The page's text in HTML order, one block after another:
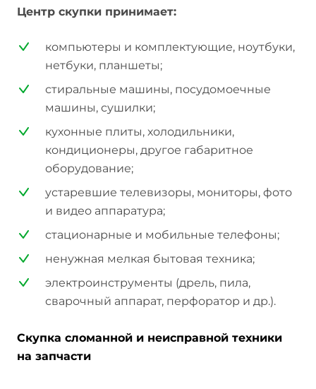
Центр скупки принимает:
компьютеры и комплектующие, ноутбуки,
нетбуки, планшеты;
стиральные машины, посудомоечные
машины, сушилки;
кухонные плиты, холодильники,
кондиционеры, другое габаритное
оборудование;
устаревшие телевизоры, мониторы, фото
и видео аппаратура;
стационарные и мобильные телефоны;
ненужная мелкая бытовая техника;
электроинструменты (дрель, пила,
сварочный аппарат, перфоратор и др.).
Скупка сломанной и неисправной техники
на запчасти